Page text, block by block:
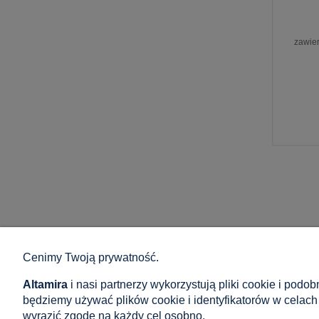
Zakupy
Ogólne zasady i warunki
Polityka w zakresie komentarzy
Jak kupować?
Częste pytania
Cenimy Twoją prywatność.
Altamira i nasi partnerzy wykorzystują pliki cookie i
będziemy używać plików cookie i identyfikatorów w
wyrazić zgodę na każdy cel osobno.